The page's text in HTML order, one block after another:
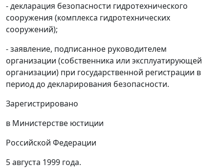
- декларация безопасности гидротехнического
сооружения (комплекса гидротехнических
сооружений);
- заявление, подписанное руководителем
организации (собственника или эксплуатирующей
организации) при государственной регистрации в
период до декларирования безопасности.
Зарегистрировано
в Министерстве юстиции
Российской Федерации
5 августа 1999 года.